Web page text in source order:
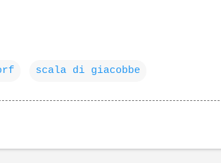
scala di giacobbe